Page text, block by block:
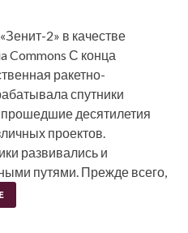
2» в качестве
Commons С конца
ракетно-
спутники
прошедшие десятилетия
проектов.
развивались и
путями. Прежде всего,